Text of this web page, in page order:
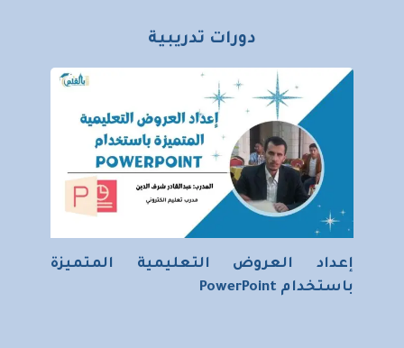
دورات تدريبية
إعداد العروض التعليمية المتميزة
باستخدام PowerPoint